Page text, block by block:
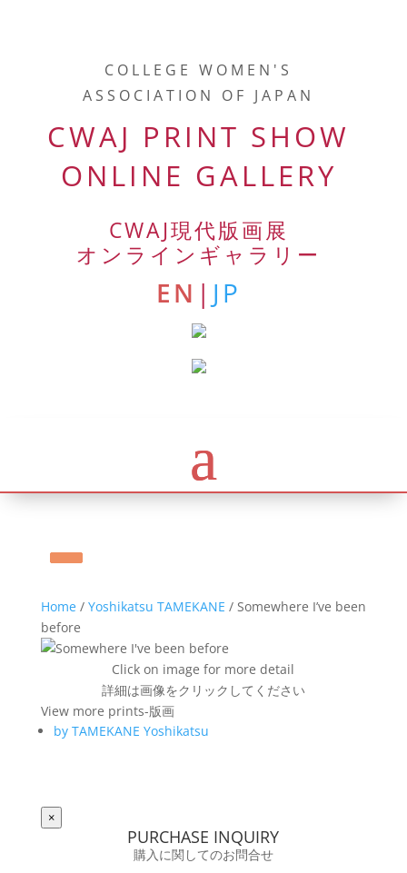
COLLEGE WOMEN'S
ASSOCIATION OF JAPAN
CWAJ PRINT SHOW
ONLINE GALLERY
CWAJ現代版画展
オンラインギャラリー
EN | JP
Home/ Yoshikatsu TAMEKANE / Somewhere I’ve been
before
Click on image for more detail
詳細は画像をクリックしてください
View more prints-版画
by TAMEKANE Yoshikatsu
×
PURCHASE INQUIRY
購入に関してのお問合せ